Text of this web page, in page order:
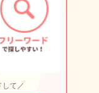
て／